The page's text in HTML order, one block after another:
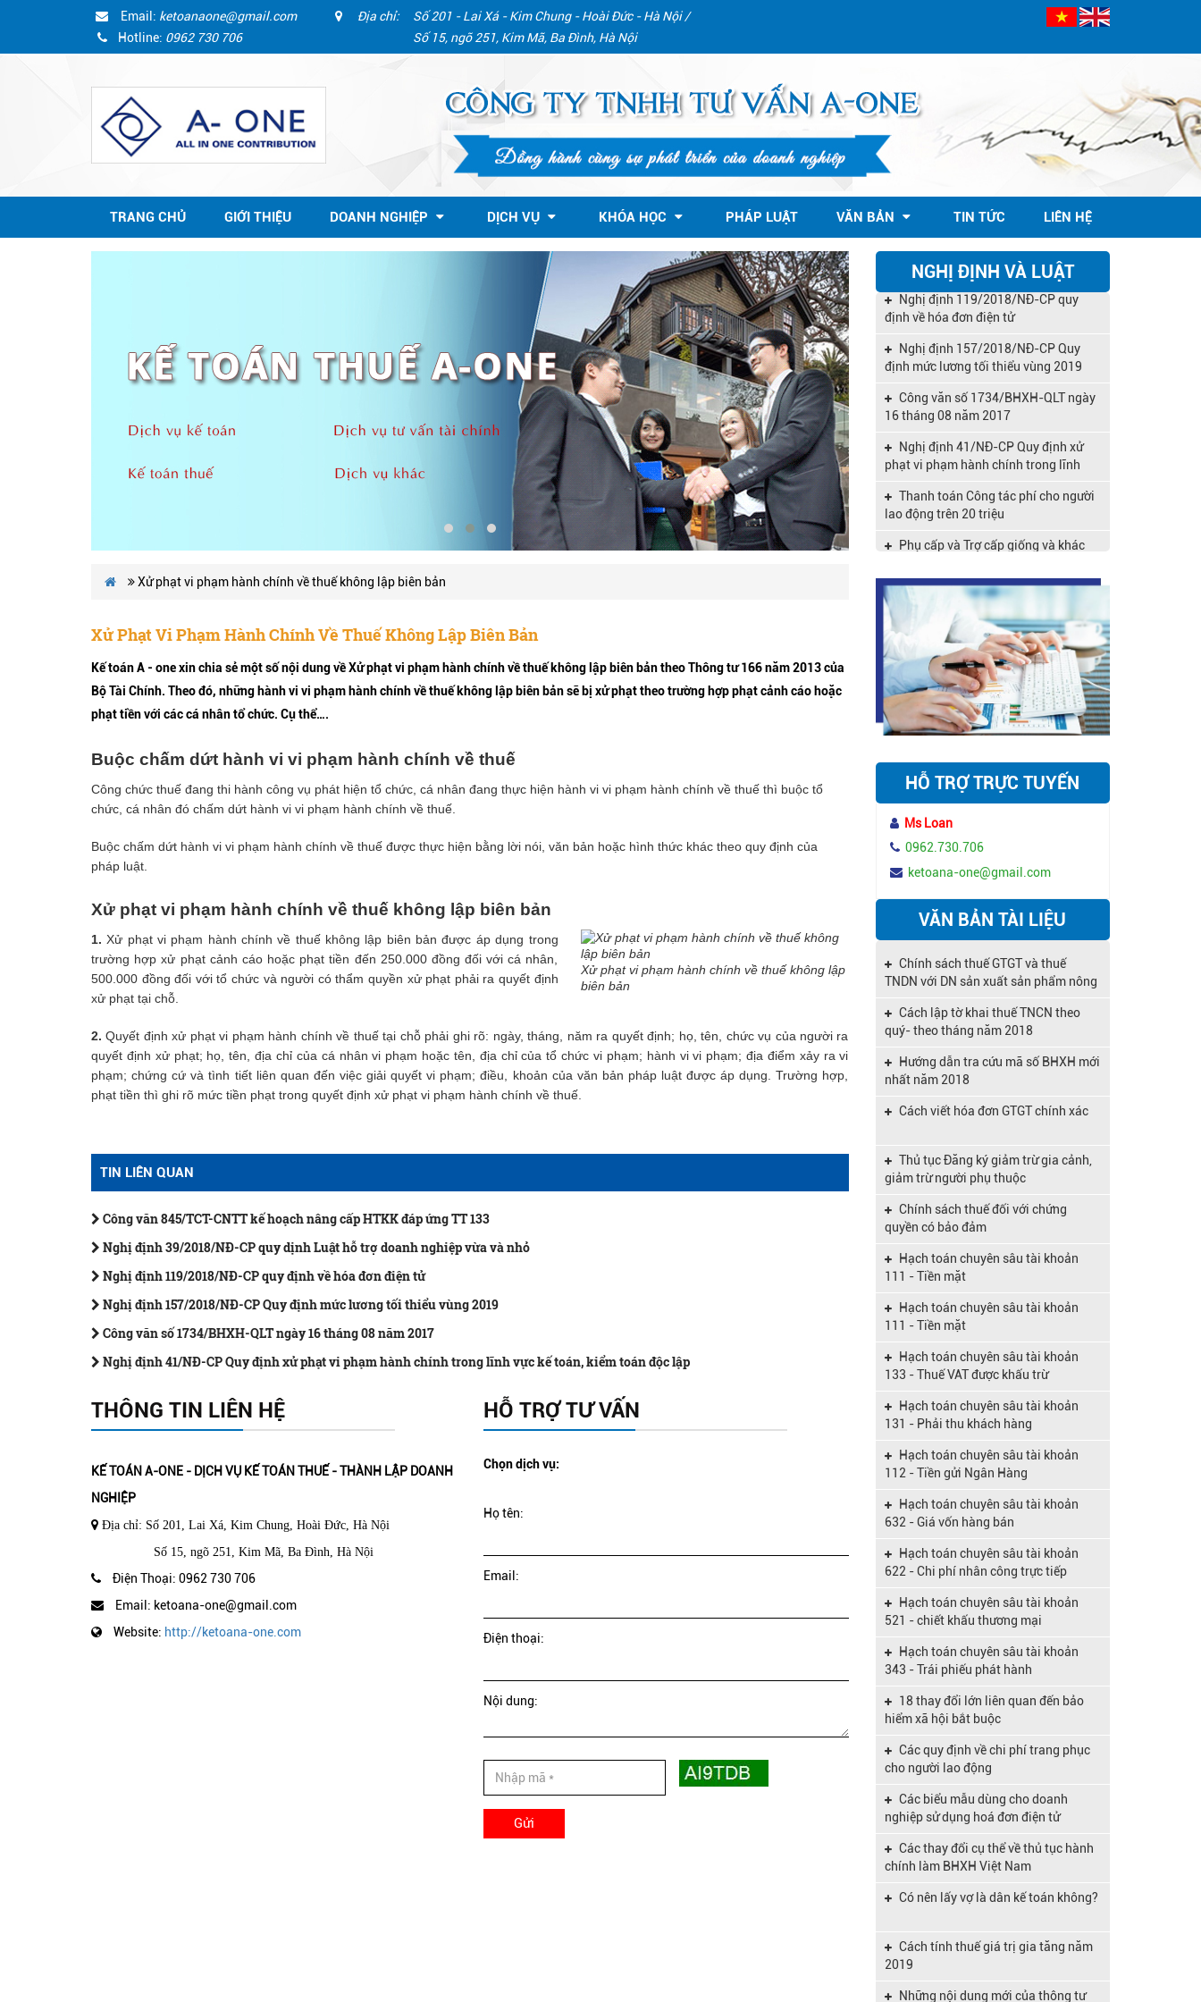
Email: ketoanaone@gmail.com
Hotline: 0962 730 706
Địa chỉ:
Số 201 - Lai Xá - Kim Chung - Hoài Đức - Hà Nội /
Số 15, ngõ 251, Kim Mã, Ba Đình, Hà Nội
TRANG CHỦ GIỚI THIỆU DOANH NGHIỆP DỊCH VỤ KHÓA HỌC PHÁP LUẬT VĂN BẢN TIN TỨC LIÊN HỆ
Xử phạt vi phạm hành chính về thuế không lập biên bản
Xử Phạt Vi Phạm Hành Chính Về Thuế Không Lập Biên Bản
Kế toán A - one xin chia sẻ một số nội dung về Xử phạt vi phạm hành chính về thuế không lập biên bản theo Thông tư 166 năm 2013 của
Bộ Tài Chính. Theo đó, những hành vi vi phạm hành chính về thuế không lập biên bản sẽ bị xử phạt theo trường hợp phạt cảnh cáo hoặc
phạt tiền với các cá nhân tổ chức. Cụ thể….
Buộc chấm dứt hành vi vi phạm hành chính về thuế
Công chức thuế đang thi hành công vụ phát hiện tổ chức, cá nhân đang thực hiện hành vi vi phạm hành chính về thuế thì buộc tổ
chức, cá nhân đó chấm dứt hành vi vi phạm hành chính về thuế.
Buộc chấm dứt hành vi vi phạm hành chính về thuế được thực hiện bằng lời nói, văn bản hoặc hình thức khác theo quy định của
pháp luật.
Xử phạt vi phạm hành chính về thuế không lập biên bản
Xử phạt vi phạm hành chính về thuế không lập
biên bản
1. Xử phạt vi phạm hành chính về thuế không lập biên bản được áp dụng trong
trường hợp xử phạt cảnh cáo hoặc phạt tiền đến 250.000 đồng đối với cá nhân,
500.000 đồng đối với tổ chức và người có thẩm quyền xử phạt phải ra quyết định
xử phạt tại chỗ.
2. Quyết định xử phạt vi phạm hành chính về thuế tại chỗ phải ghi rõ: ngày, tháng, năm ra quyết định; họ, tên, chức vụ của người ra
quyết định xử phạt; họ, tên, địa chỉ của cá nhân vi phạm hoặc tên, địa chỉ của tổ chức vi phạm; hành vi vi phạm; địa điểm xảy ra vi
phạm; chứng cứ và tình tiết liên quan đến việc giải quyết vi phạm; điều, khoản của văn bản pháp luật được áp dụng. Trường hợp,
phạt tiền thì ghi rõ mức tiền phạt trong quyết định xử phạt vi phạm hành chính về thuế.
TIN LIÊN QUAN
Công văn 845/TCT-CNTT kế hoạch nâng cấp HTKK đáp ứng TT 133
Nghị định 39/2018/NĐ-CP quy dịnh Luật hỗ trợ doanh nghiệp vừa và nhỏ
Nghị định 119/2018/NĐ-CP quy định về hóa đơn điện tử
Nghị định 157/2018/NĐ-CP Quy định mức lương tối thiểu vùng 2019
Công văn số 1734/BHXH-QLT ngày 16 tháng 08 năm 2017
Nghị định 41/NĐ-CP Quy định xử phạt vi phạm hành chính trong lĩnh vực kế toán, kiểm toán độc lập
THÔNG TIN LIÊN HỆ
KẾ TOÁN A-ONE - DỊCH VỤ KẾ TOÁN THUẾ - THÀNH LẬP DOANH
NGHIỆP
Địa chỉ: Số 201, Lai Xá, Kim Chung, Hoài Đức, Hà Nội
Số 15, ngõ 251, Kim Mã, Ba Đình, Hà Nội
Điện Thoại: 0962 730 706
Email: ketoana-one@gmail.com
Website: http://ketoana-one.com
HỖ TRỢ TƯ VẤN
Chọn dịch vụ:
Họ tên:
Email:
Điện thoại:
Nội dung:
Gửi
NGHỊ ĐỊNH VÀ LUẬT
Nghị định 39/2018/NĐ-CP quy dịnh
Luật hỗ trợ doanh nghiệp vừa và nhỏ
Nghị định 119/2018/NĐ-CP quy
định về hóa đơn điện tử
định mức lương tối thiểu vùng 2019
16 tháng 08 năm 2017
phạt vi phạm hành chính trong lĩnh
vực kế toán, kiểm toán độc lập
lao động trên 20 triệu
nhau như thế nào?
Chính sách thuế, bảo hiểm, tiền
lương có hiệu lực từ tháng 3
Thông tư 39/2018/TT–BTC quy định
mới về thủ tục hải quan, kiểm tra giám
sát hải quan
Công văn số 59661/CT-HTr xây
dựng dữ liệu hộ kinh doanh
Chính sách thuế đối với cá nhân
Xử phạt vi phạm hành chính về thuế
đối với tổ chức cá nhân khác có liên
Thẩm quyền xử phạt vi phạm hành
chính về thuế
Giao quyền xử phạt vi phạm hành
Xử phạt vi phạm hành chính về thuế
không lập biên bản
Lập biên bản vi phạm hành chính về
Mua bất động sản để cho thuê có
được hoàn thuế GTGT không?
Hợp đồng lao động có thời hạn được
Nhiều doanh nghiệp vui mừng vì
được miễn thuế đến 13 năm
Hướng dẫn về nghị định
12/2015/NĐ-CP
Hộ kinh doanh cần phải đóng loại
thuế nào năm nay?v
Cải cách thuế qua thông tư số
119/2014/TT-BTC
Hoàn thuế GTGT khi chuyển đổi loại
Nghị định số 119/2018/NĐ-CP quy
định về hóa đơn điện tử khi bán hàng
hóa, cung cấp dịch vụ có hiệu lực từ
ngày 01/11/2018
điểm mới Luật quản lý thuế (sửa
Nghị định 38/2019/NĐ-CP về mức
lương cơ sở của cán bộ, công chức và
lực lượng vũ trang
Nghị định 45/2010/NĐ-CP về tổ
chức, hoạt động và quản lý hội
Nghị định 204/2004/NĐ-CP
Công văn 845/TCT-CNTT kế hoạch
nâng cấp HTKK đáp ứng TT 133
Nghị định 39/2018/NĐ-CP quy dịnh
Luật hỗ trợ doanh nghiệp vừa và nhỏ
Nghị định 119/2018/NĐ-CP quy
định về hóa đơn điện tử
Nghị định 157/2018/NĐ-CP Quy
định mức lương tối thiểu vùng 2019
Công văn số 1734/BHXH-QLT ngày
16 tháng 08 năm 2017
HỖ TRỢ TRỰC TUYẾN
Ms Loan
0962.730.706
ketoana-one@gmail.com
VĂN BẢN TÀI LIỆU
Chính sách thuế GTGT và thuế
TNDN với DN sản xuất sản phẩm nông
Cách lập tờ khai thuế TNCN theo
quý- theo tháng năm 2018
Hướng dẫn tra cứu mã số BHXH mới
nhất năm 2018
Cách viết hóa đơn GTGT chính xác
Thủ tục Đăng ký giảm trừ gia cảnh,
giảm trừ người phụ thuộc
Chính sách thuế đối với chứng
quyền có bảo đảm
Hạch toán chuyên sâu tài khoản
111 - Tiền mặt
Hạch toán chuyên sâu tài khoản
111 - Tiền mặt
Hạch toán chuyên sâu tài khoản
133 - Thuế VAT được khấu trừ
Hạch toán chuyên sâu tài khoản
131 - Phải thu khách hàng
Hạch toán chuyên sâu tài khoản
112 - Tiền gửi Ngân Hàng
Hạch toán chuyên sâu tài khoản
632 - Giá vốn hàng bán
Hạch toán chuyên sâu tài khoản
622 - Chi phí nhân công trực tiếp
Hạch toán chuyên sâu tài khoản
521 - chiết khấu thương mại
Hạch toán chuyên sâu tài khoản
343 - Trái phiếu phát hành
18 thay đổi lớn liên quan đến bảo
hiểm xã hội bắt buộc
Các quy định về chi phí trang phục
cho người lao động
Các biểu mẫu dùng cho doanh
nghiệp sử dụng hoá đơn điện tử
Các thay đổi cụ thể về thủ tục hành
chính làm BHXH Việt Nam
Có nên lấy vợ là dân kế toán không?
Cách tính thuế giá trị gia tăng năm
2019
Những nội dung mới của thông tư